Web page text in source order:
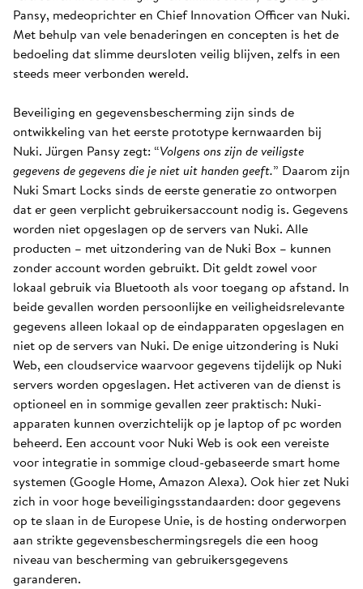
Pansy, medeoprichter en Chief Innovation Officer van Nuki.
Met behulp van vele benaderingen en concepten is het de
bedoeling dat slimme deursloten veilig blijven, zelfs in een
steeds meer verbonden wereld.
Beveiliging en gegevensbescherming zijn sinds de
ontwikkeling van het eerste prototype kernwaarden bij
Nuki. Jürgen Pansy zegt: “Volgens ons zijn de veiligste
gegevens de gegevens die je niet uit handen geeft.” Daarom zijn
Nuki Smart Locks sinds de eerste generatie zo ontworpen
dat er geen verplicht gebruikersaccount nodig is. Gegevens
worden niet opgeslagen op de servers van Nuki. Alle
producten – met uitzondering van de Nuki Box – kunnen
zonder account worden gebruikt. Dit geldt zowel voor
lokaal gebruik via Bluetooth als voor toegang op afstand. In
beide gevallen worden persoonlijke en veiligheidsrelevante
gegevens alleen lokaal op de eindapparaten opgeslagen en
niet op de servers van Nuki. De enige uitzondering is Nuki
Web, een cloudservice waarvoor gegevens tijdelijk op Nuki
servers worden opgeslagen. Het activeren van de dienst is
optioneel en in sommige gevallen zeer praktisch: Nuki-
apparaten kunnen overzichtelijk op je laptop of pc worden
beheerd. Een account voor Nuki Web is ook een vereiste
voor integratie in sommige cloud-gebaseerde smart home
systemen (Google Home, Amazon Alexa). Ook hier zet Nuki
zich in voor hoge beveiligingsstandaarden: door gegevens
op te slaan in de Europese Unie, is de hosting onderworpen
aan strikte gegevensbeschermingsregels die een hoog
niveau van bescherming van gebruikersgegevens
garanderen.